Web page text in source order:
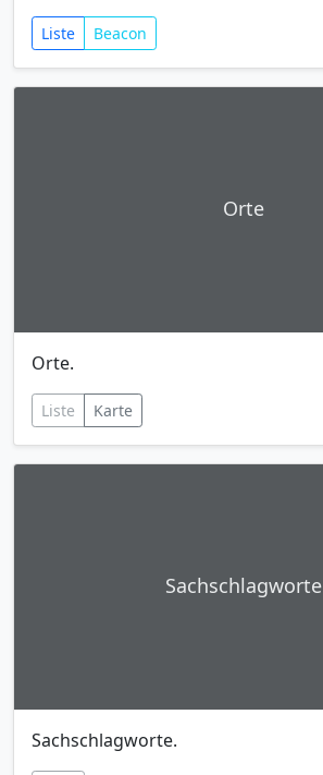
Liste Beacon
Orte
Orte.
Liste Karte
Sachschlagworte
Sachschlagworte.